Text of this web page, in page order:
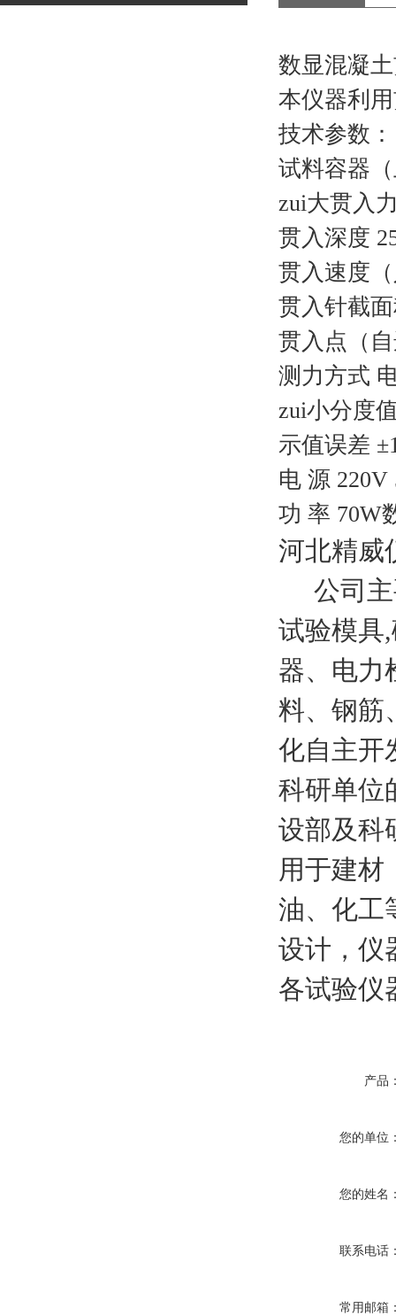
数显混凝
本仪器利
技术参数：
试料容器
zui大贯入
贯入深度
贯入速度
贯入针截面
贯入点（
测力方式
zui小分度
示值误差
电 源 220V
功 率 70W
河北精威
公司
试验模具
器、电力
料、钢筋
化自主开
科研单位
设部及科
用于建材
油、化工
设计，仪
各试验仪
产品
您的单位
您的姓名
联系电话
常用邮箱